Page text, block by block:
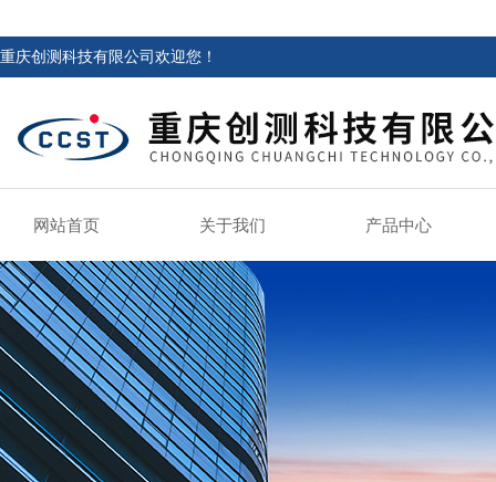
重庆创测科技有限公司欢迎您！
网站首页 关于我们 产品中心